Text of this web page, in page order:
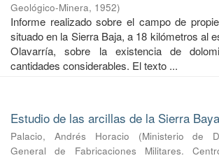
Geológico-Minera, 1952)
Informe realizado sobre el campo de
situado en la Sierra Baja, a 18 kilómetros al
Olavarría, sobre la existencia de
cantidades considerables. El texto ...
Estudio de las arcillas de la Sierra Baya
Palacio, Andrés Horacio (Ministerio de
General de Fabricaciones Militares.